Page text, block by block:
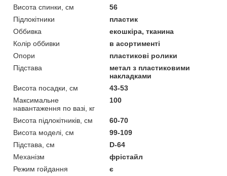
Висота спинки, см
56
Підлокітники
пластик
Оббивка
екошкіра, тканина
Колір оббивки
в асортименті
Опори
пластикові ролики
Підстава
метал з пластиковими
накладками
Висота посадки, см
43-53
Максимальне
навантаження по вазі, кг
100
Висота підлокітників, см
60-70
Висота моделі, см
99-109
Підстава, см
D-64
Механізм
фрістайл
Режим гойдання
є